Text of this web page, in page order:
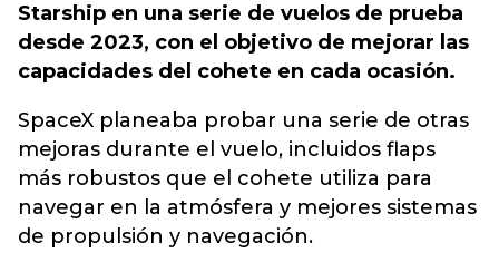
Starship en una serie de vuelos de prueba
desde 2023, con el objetivo de mejorar las
capacidades del cohete en cada ocasión.
SpaceX planeaba probar una serie de otras
mejoras durante el vuelo, incluidos flaps
más robustos que el cohete utiliza para
navegar en la atmósfera y mejores sistemas
de propulsión y navegación.